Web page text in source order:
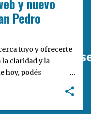
y nuevo
Pedro
tuyo y ofrecerte
claridad y la
hoy, podés